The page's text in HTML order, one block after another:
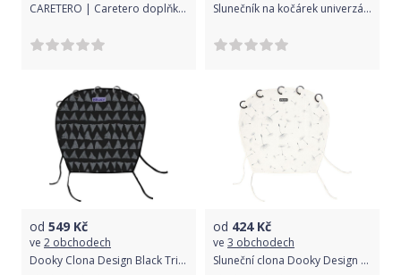
CARETERO | Caretero doplňky | Sluneční clona na kočárek CARETERO pink | Růžová | Slunečník na kočárek univerzální 19
od 549 Kč
ve 2 obchodech
Dooky Clona Design Black Tribal
od 424Kč
ve 3 obchodech
Sluneční clona Dooky Design Dandelion 2020